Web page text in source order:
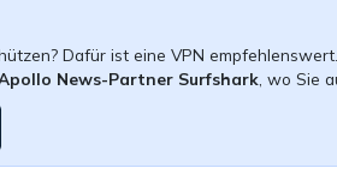
Dafür ist eine VPN
News-Partner Surfshark, wo Sie